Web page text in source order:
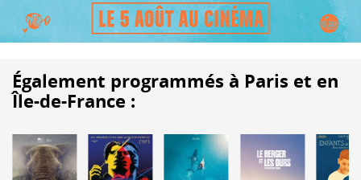
Également programmés à Paris et en
Île-de-France :